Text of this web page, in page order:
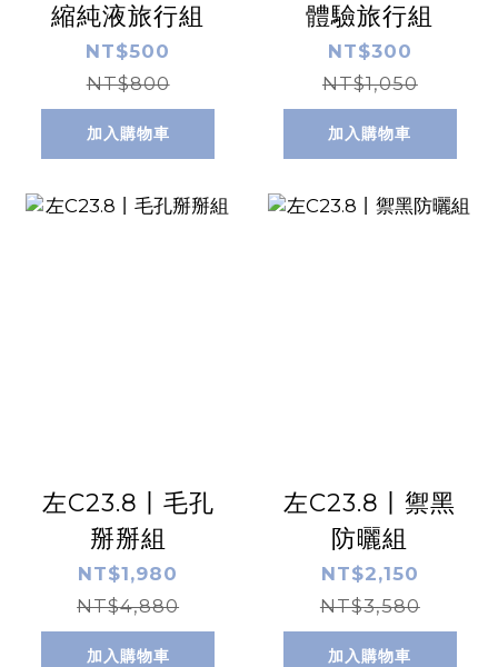
縮純液旅行組
NT$500
NT$800
加入購物車
體驗旅行組
NT$300
NT$1,050
加入購物車
左C23.8丨毛孔
掰掰組
NT$1,980
NT$4,880
加入購物車
左C23.8丨禦黑
防曬組
NT$2,150
NT$3,580
加入購物車